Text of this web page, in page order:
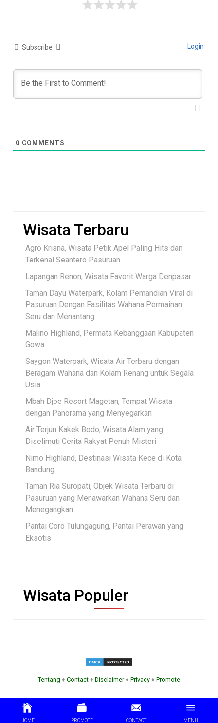
Subscribe Login
0 COMMENTS
Wisata Terbaru
Agro Krisna, Wisata Petik Apel Paling Hits dan
Terkenal Seantero Pasuruan
Lapangan Renon, Wisata Favorit Warga Denpasar
Taman Dayu Waterpark, Kolam Pemandian Viral di
Pasuruan Dengan Fasilitas Wahana Permainan
Seru dan Menantang
Malino Highland, Permata Kebanggaan Kabupaten
Gowa
Saygon Waterpark, Wisata Air Terbaru dengan
Beragam Wahana dan Kolam Renang untuk Segala
Usia
Mbah Djoe Resort Magetan, Tempat Wisata
dengan Panorama yang Menyegarkan
Air Terjun Kakek Bodo, Wisata Alam yang
Diselimuti Cerita Rakyat Penuh Misteri
Nimo Highland, Destinasi Wisata Kece di Kota
Bandung
Taman Ria Suropati, Objek Wisata Terbaru di
Pasuruan yang Menawarkan Wahana Seru dan
Menegangkan
Pantai Coro Tulungagung, Pantai Perawan yang
Eksotis
Wisata Populer
Tentang ♦ Contact ♦ Disclaimer♦ Privacy ♦ Promote
HOME PROMOTE CONTACT MENU